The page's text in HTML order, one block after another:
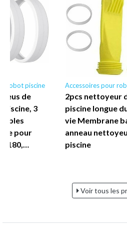
robot piscine
de
Piscine, 3
pour
180,…
Accessoires pour
2pcs nettoyeur
piscine longue
vie Membrane
anneau
piscine
Voir tous les